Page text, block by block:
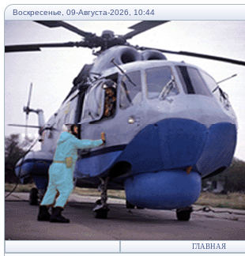
Воскресенье, 09-Августа-2026, 10:44
...
ГЛАВНАЯ